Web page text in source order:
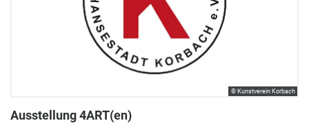
Ausstellung 4ART(en)
© Kunstverein Korbach